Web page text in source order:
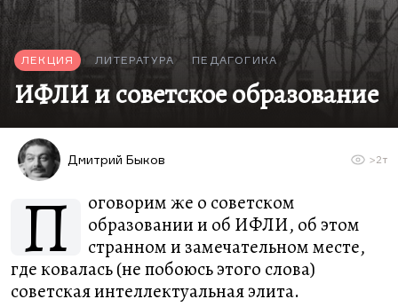
ЛЕКЦИЯ ЛИТЕРАТУРА ПЕДАГОГИКА
ИФЛИ и советское образование
Дмитрий Быков >2т
П
оговорим же о советском
образовании и об ИФЛИ, об этом
странном и замечательном месте,
где ковалась (не побоюсь этого слова)
советская интеллектуальная элита.